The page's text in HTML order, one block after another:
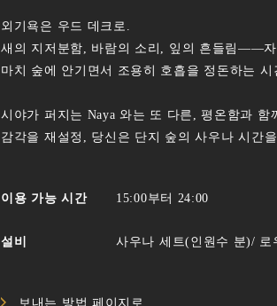
외기욕은 우드 데크로.
새의 지저분함, 바람의 소리, 잎의 흔들림――
마치 숲에 안기면서 조용히 호흡을 정돈하는
시야가 퍼지는 Naya 와는 또 다른, 평온함과 함
감각을 재설정, 당신은 단지 숲의 사우나 시간
이용 가능 시간 15:00부터 24:00
설비 사우나 세트(인원수 분)/ 로
보내는 방법 페이지로